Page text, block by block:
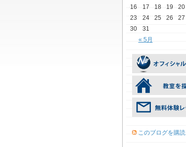
« 5月
16
17 18 19 20
23
24 25 26 27
30
31
このブログを購読